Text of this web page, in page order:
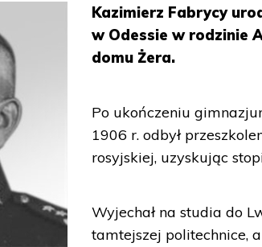
Kazimierz Fabrycy
w Odessie w rodzinie
domu Żera.
Po ukończeniu
1906 r. odbył
rosyjskiej, uzyskując
Wyjechał na studia do
tamtejszej politechnice,